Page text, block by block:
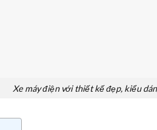
Xe máy điện với thiết kế đẹp, kiểu